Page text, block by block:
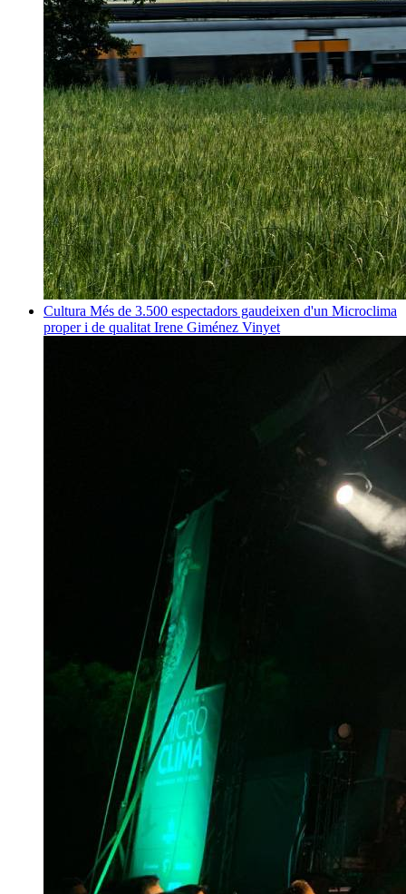
Cultura Més de 3.500 espectadors gaudeixen d'un Microclima
proper i de qualitat Irene Giménez Vinyet